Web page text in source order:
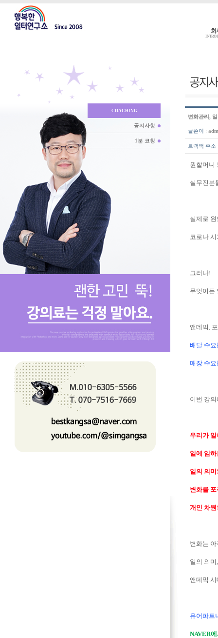
회
COACHING
공지사항
1분 코칭
변화관리,
글쓴이 :
트랙백 주소
원할머니
실무진분
실제로
코로나
그러나!
무엇이든
앤데믹,
배달 수
매장 수
이번 강
우리가
일에 임
일의 의
변화를
개인 차
변화는
일의 의
앤데믹
유어파트
NAVER